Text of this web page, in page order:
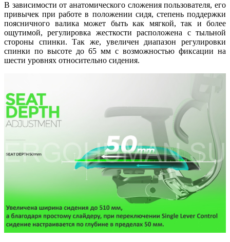
В зависимости от анатомического сложения пользователя, его
привычек при работе в положении сидя, степень поддержки
поясничного валика может быть как мягкой, так и более
ощутимой, регулировка жесткости расположена с тыльной
стороны спинки. Так же, увеличен диапазон регулировки
спинки по высоте до 65 мм с возможностью фиксации на
шести уровнях относительно сидения.